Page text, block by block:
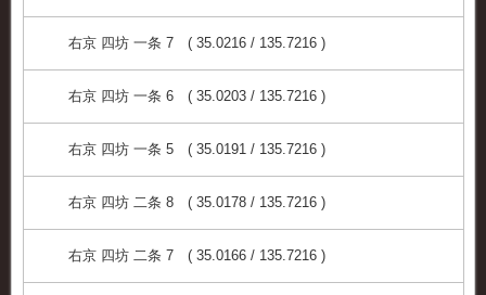
右京 四坊 一条 7 ( 35.0216 / 135.7216 )
右京 四坊 一条 6 ( 35.0203 / 135.7216 )
右京 四坊 一条 5 ( 35.0191 / 135.7216 )
右京 四坊 二条 8 ( 35.0178 / 135.7216 )
右京 四坊 二条 7 ( 35.0166 / 135.7216 )